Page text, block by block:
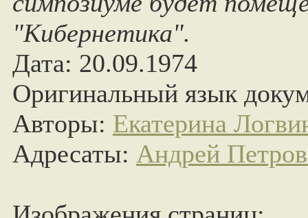
"Кибернетика".
Дата: 20.09.1974
Оригинальный язык
Авторы: Екатерина
Адресаты: Андрей